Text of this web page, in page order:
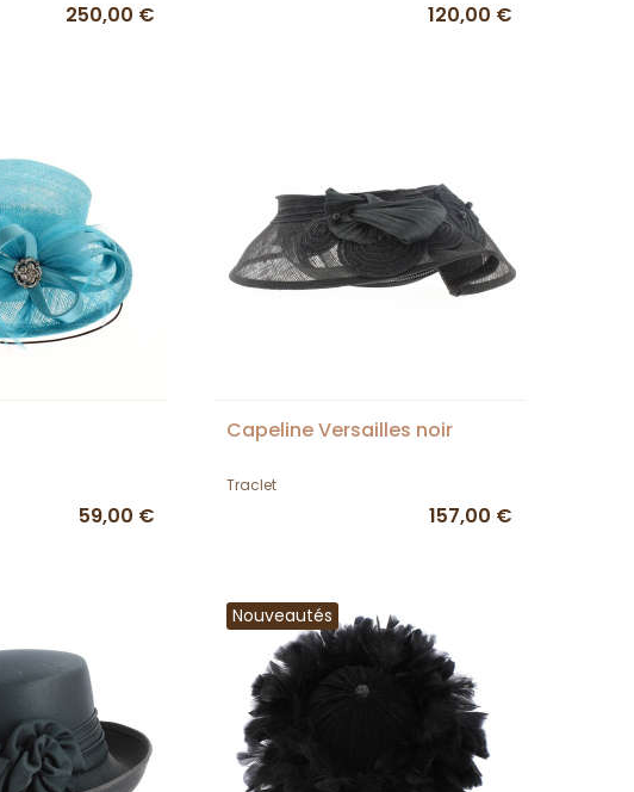
250,00 € 120,00 €
59,00 €
Capeline Versailles noir
Traclet
157,00 €
Nouveautés